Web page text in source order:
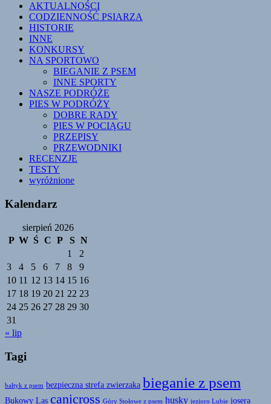
AKTUALNOŚCI
CODZIENNOŚĆ PSIARZA
HISTORIE
INNE
KONKURSY
NA SPORTOWO
BIEGANIE Z PSEM
INNE SPORTY
NASZE PODRÓŻE
PIES W PODRÓŻY
DOBRE RADY
PIES W POCIĄGU
PRZEPISY
PRZEWODNIKI
RECENZJE
TESTY
wyróżnione
Kalendarz
sierpień 2026
P W Ś C P S N
1
2
3
4 5 6 7 8
9
10 11 12 13 14 15 16
17 18 19 20 21 22 23
24 25 26 27 28 29 30
31
« lip
Tagi
bałtyk z psem bezpieczna strefa zwierzaka bieganie z psem
Bukowy Las canicross Góry Stołowe z psem husky jezioro Lubie josera